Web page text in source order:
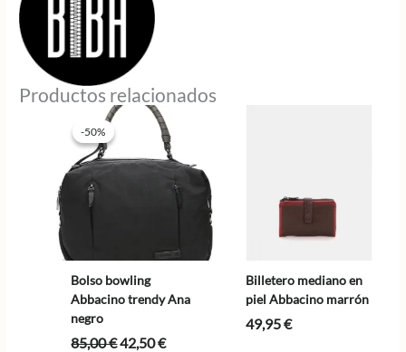
Productos relacionados
-50%
-50%
Bolso bowling
Abbacino trendy Ana
negro
85,00€El
42,50€El
Billetero mediano en
piel Abbacino marrón
49,95€